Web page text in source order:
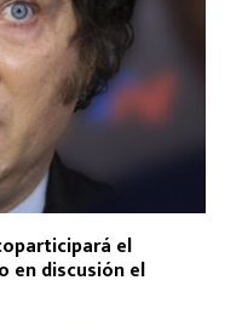
el
en discusión el